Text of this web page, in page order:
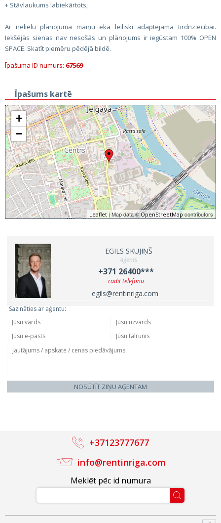
+ Stāvlaukums labiekārtots;
Ar nelielu plānojuma maiņu ēka leiliski adaptējama tirdnziecībai.
Iekšējās sienas nav nesošās un plānojums ir iegūstam 100% OPEN
SPACE. Skatīt piemēru pēdējā bildē.
Īpašuma ID numurs: 67569
Īpašums kartē
+
−
Leaflet | Map data ©OpenStreetMapcontributors
EGILS SKUJIŅŠ
Aģents
+371 26400***
rādīt telefonu
egils@rentinriga.com
Sazināties ar aģentu:
NOSŪTĪT ZIŅU AĢENTAM
Meklēt pēc id numura
info@rentinriga.com
+37123777677